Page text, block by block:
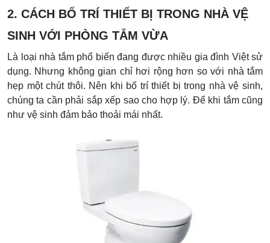
2. CÁCH BỐ TRÍ THIẾT BỊ TRONG NHÀ VỆ
SINH VỚI PHÒNG TẮM VỪA
Là loại nhà tắm phổ biến đang được nhiều gia đình Việt sử
dụng. Nhưng không gian chỉ hơi rộng hơn so với nhà tắm
hẹp một chút thôi. Nên khi bố trí thiết bị trong nhà vệ sinh,
chúng ta cần phải sắp xếp sao cho hợp lý. Để khi tắm cũng
như vệ sinh đảm bảo thoải mái nhất.